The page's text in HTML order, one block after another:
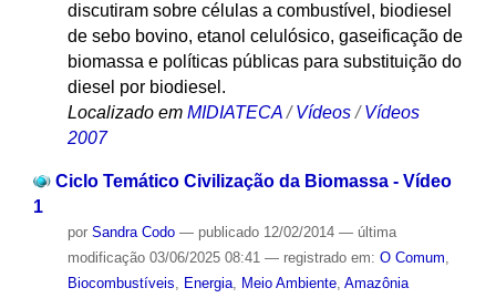
discutiram sobre células a combustível, biodiesel
de sebo bovino, etanol celulósico, gaseificação de
biomassa e políticas públicas para substituição do
diesel por biodiesel.
Localizado em MIDIATECA /Vídeos /Vídeos
2007
Ciclo Temático Civilização da Biomassa - Vídeo
1
por Sandra Codo — publicado12/02/2014 — última
modificação03/06/2025 08:41 — registrado em: O Comum
Biocombustíveis
Energia, Meio Ambiente, Amazônia